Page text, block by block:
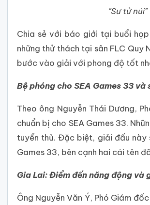
"Sư tử
Chia sẻ với báo giới tại buổi
những thử thách tại sân FLC Quy
bước vào giải với phong độ tốt
Bệ phóng cho SEA Games 33
Theo ông Nguyễn Thái Dương,
chuẩn bị cho SEA Games 33.
tuyển thủ. Đặc biệt, giải đấu này
Games 33, bên cạnh hai cái tên
Gia Lai: Điểm đến năng động và
Ông Nguyễn Văn Ý, Phó Giám